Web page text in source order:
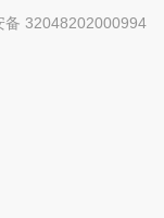
备 32048202000994